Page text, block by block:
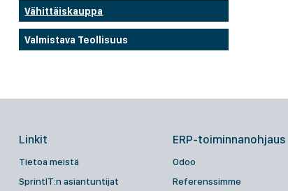
Vähittäiskauppa
Valmistava Teollisuus
Linkit
Tietoa meistä
SprintIT:n asiantuntijat
ERP-toiminnanohjaus
Odoo
Referenssimme